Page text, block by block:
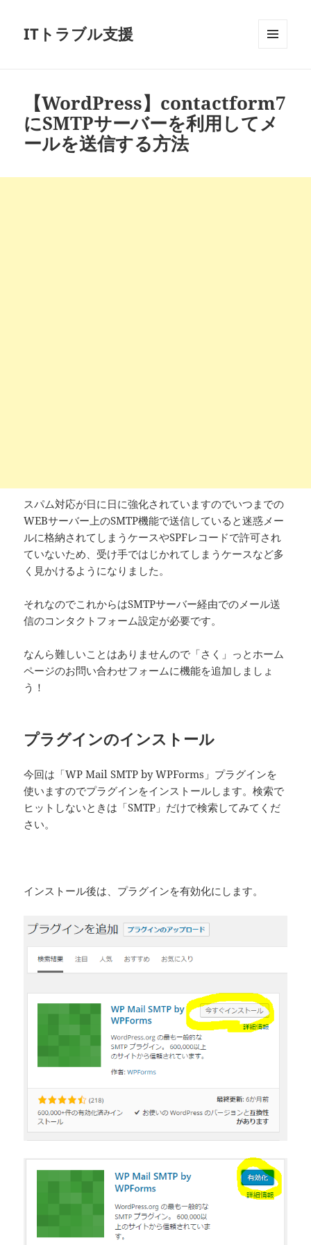
ITトラブル支援
【WordPress】contactform7
にSMTPサーバーを利用してメ
ールを送信する方法
スパム対応が日に日に強化されていますのでいつまでの
WEBサーバー上のSMTP機能で送信していると迷惑メー
ルに格納されてしまうケースやSPFレコードで許可され
ていないため、受け手ではじかれてしまうケースなど多
く見かけるようになりました。
それなのでこれからはSMTPサーバー経由でのメール送
信のコンタクトフォーム設定が必要です。
なんら難しいことはありませんので「さく」っとホーム
ページのお問い合わせフォームに機能を追加しましょ
う！
プラグインのインストール
今回は「WP Mail SMTP by WPForms」プラグインを
使いますのでプラグインをインストールします。検索で
ヒットしないときは「SMTP」だけで検索してみてくだ
さい。
インストール後は、プラグインを有効化にします。